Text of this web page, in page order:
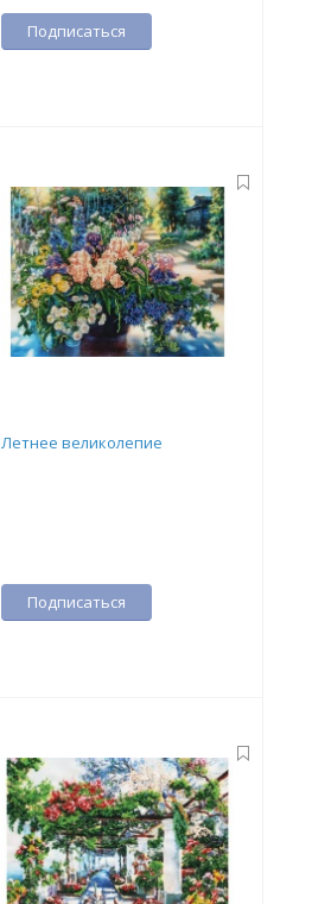
Подписаться
Летнее великолепие
Подписаться